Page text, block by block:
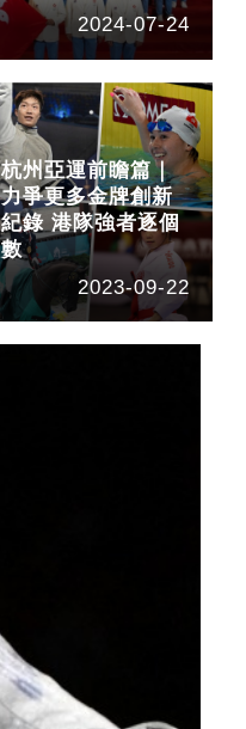
2024-07-24
杭州亞運前瞻篇｜
力爭更多金牌創新
紀錄 港隊強者逐個
數
2023-09-22